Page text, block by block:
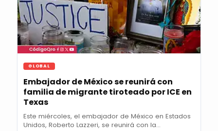
GLOBAL
Embajador de México se reunirá con
familia de migrante tiroteado por ICE en
Texas
Este miércoles, el embajador de México en Estados
Unidos, Roberto Lazzeri, se reunirá con la...